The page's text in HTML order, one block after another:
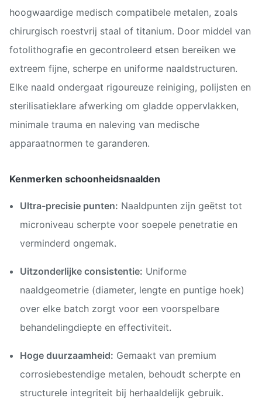
hoogwaardige medisch compatibele metalen, zoals
chirurgisch roestvrij staal of titanium. Door middel van
fotolithografie en gecontroleerd etsen bereiken we
extreem fijne, scherpe en uniforme naaldstructuren.
Elke naald ondergaat rigoureuze reiniging, polijsten en
sterilisatieklare afwerking om gladde oppervlakken,
minimale trauma en naleving van medische
apparaatnormen te garanderen.
Kenmerken schoonheidsnaalden
Ultra-precisie punten: Naaldpunten zijn geëtst tot
microniveau scherpte voor soepele penetratie en
verminderd ongemak.
Uitzonderlijke consistentie: Uniforme
naaldgeometrie (diameter, lengte en puntige hoek)
over elke batch zorgt voor een voorspelbare
behandelingdiepte en effectiviteit.
Hoge duurzaamheid: Gemaakt van premium
corrosiebestendige metalen, behoudt scherpte en
structurele integriteit bij herhaaldelijk gebruik.